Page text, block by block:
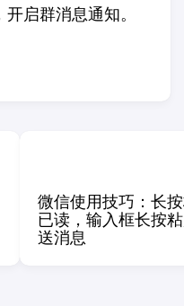
启群消息通知。
微信使用技巧：长
已读，输入框长按
送消息